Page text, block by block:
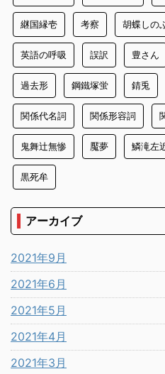
継国縁壱 考察 胡蝶しの
英語の呼吸 誤訳 豊さん
過去形 鋼鐵塚蛍 錆兎
関係代名詞 関係形容詞
鬼舞辻無惨 魘夢 鱗滝左
黒死牟
アーカイブ
2021年9月
2021年6月
2021年5月
2021年4月
2021年3月